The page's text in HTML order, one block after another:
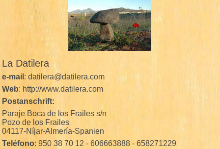
La Datilera
e-mail : datilera@datilera.com
Web: http://www.datilera.com
Postanschrift:
Paraje Boca de los Frailes s/n
Pozo de los Frailes
04117-Níjar-Almería-Spanien
Teléfono: 950 38 70 12 - 606663888 - 658271229